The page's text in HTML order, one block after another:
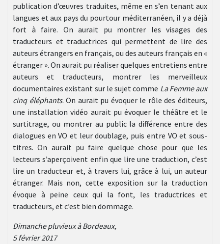
publication d’œuvres traduites, même en s’en tenant aux
langues et aux pays du pourtour méditerranéen, il y a déjà
fort à faire. On aurait pu montrer les visages des
traducteurs et traductrices qui permettent de lire des
auteurs étrangers en français, ou des auteurs français en «
étranger ». On aurait pu réaliser quelques entretiens entre
auteurs et traducteurs, montrer les merveilleux
documentaires existant sur le sujet comme La Femme aux
cinq éléphants. On aurait pu évoquer le rôle des éditeurs,
une installation vidéo aurait pu évoquer le théâtre et le
surtitrage, ou montrer au public la différence entre des
dialogues en VO et leur doublage, puis entre VO et sous-
titres. On aurait pu faire quelque chose pour que les
lecteurs s’aperçoivent enfin que lire une traduction, c’est
lire un traducteur et, à travers lui, grâce à lui, un auteur
étranger. Mais non, cette exposition sur la traduction
évoque à peine ceux qui la font, les traductrices et
traducteurs, et c’est bien dommage.
Dimanche pluvieux à Bordeaux,
5 février 2017